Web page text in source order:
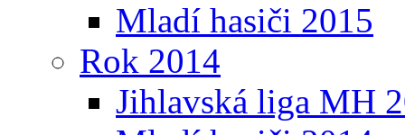
Mladí hasiči 2015
Rok 2014
Jihlavská liga MH